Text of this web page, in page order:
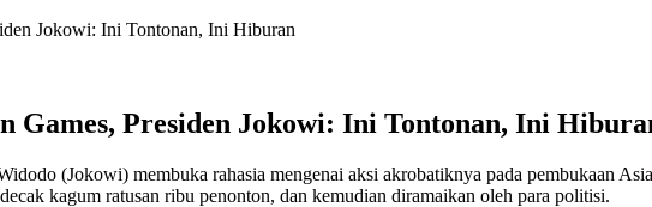
Jokowi: Ini Tontonan, Ini Hiburan
Games, Presiden Jokowi: Ini Tontonan, Ini
(Jokowi) membuka rahasia mengenai aksi akrobatiknya pada pembukaan
kagum ratusan ribu penonton, dan kemudian diramaikan oleh para politisi.